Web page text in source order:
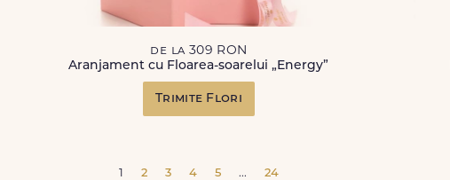
de la 309 RON
Aranjament cu Floarea-soarelui „Energy”
Trimite Flori
1 2 3 4 5 ... 24